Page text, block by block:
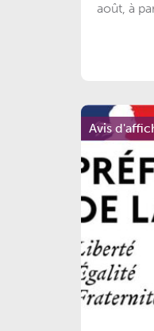
août, à
Avis